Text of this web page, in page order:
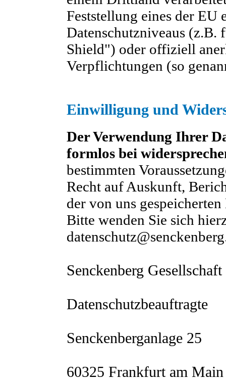
Feststellung eines der EU
Datenschutzniveaus (z.B.
Shield") oder offiziell
Verpflichtungen (so
Einwilligung und
Der Verwendung Ihrer
formlos bei
bestimmten
Recht auf Auskunft,
der von uns gespeicherten
Bitte wenden Sie sich
Senckenberg
Datenschutzbeauftragte
Senckenberganlage 25
60325 Frankfurt am Main